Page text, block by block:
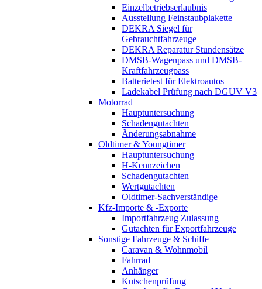
Einzelbetriebserlaubnis
Ausstellung Feinstaubplakette
DEKRA Siegel für
Gebrauchtfahrzeuge
DEKRA Reparatur Stundensätze
DMSB-Wagenpass und DMSB-
Kraftfahrzeugpass
Batterietest für Elektroautos
Ladekabel Prüfung nach DGUV V3
Motorrad
Hauptuntersuchung
Schadengutachten
Änderungsabnahme
Oldtimer & Youngtimer
Hauptuntersuchung
H-Kennzeichen
Schadengutachten
Wertgutachten
Oldtimer-Sachverständige
Kfz-Importe & -Exporte
Importfahrzeug Zulassung
Gutachten für Exportfahrzeuge
Sonstige Fahrzeuge & Schiffe
Caravan & Wohnmobil
Fahrrad
Anhänger
Kutschenprüfung